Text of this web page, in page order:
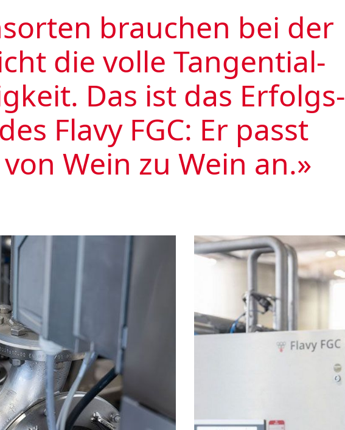
brauchen bei der
die volle Tangen­ti­al­
Das ist das Erfolgs­
Flavy FGC: Er passt
Wein zu Wein an.»